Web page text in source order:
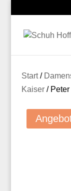
Start/
Kaiser/ Peter